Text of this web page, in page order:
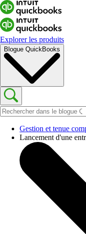
Explorer les produits
Blogue QuickBooks
Gestion et tenue
Lancement d'une